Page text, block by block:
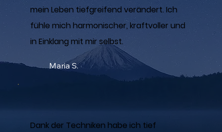
mein Leben tiefgreifend verändert. Ich
fühle mich harmonischer, kraftvoller und
in Einklang mit mir selbst.
Maria S.
Dank der Techniken habe ich tief